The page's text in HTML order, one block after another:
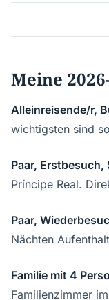
Meine
Alleinreisende/r,
wichtigsten sind
Paar,
Príncipe Real.
Paar,
Nächten
Familie mit 4
Familienzimmer